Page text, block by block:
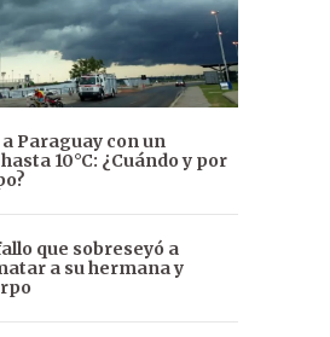
Paraguay con un
10°C: ¿Cuándo y por
que sobreseyó a
a su hermana y